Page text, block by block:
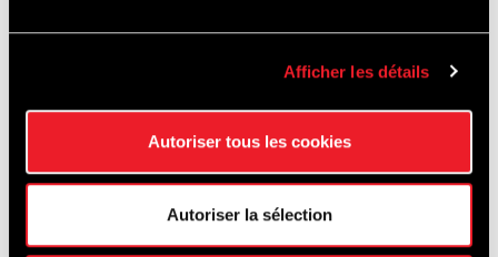
Afficher les détails
Autoriser tous les cookies
Autoriser la sélection